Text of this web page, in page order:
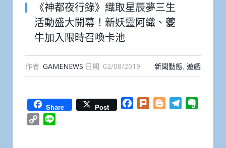
《神都夜行錄》織取星辰夢三生
活動盛大開幕！新妖靈阿織、夔
牛加入限時召喚卡池
作者: GAMENEWS 日期: 02/08/2019 新聞動態, 遊戲
Share Post Facebook
Plurk BloggerTelegram
Copy